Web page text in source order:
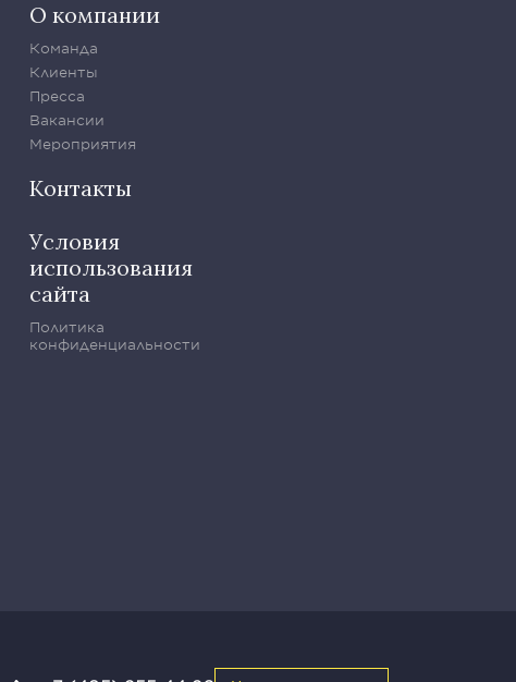
О компании
Команда
Клиенты
Пресса
Вакансии
Мероприятия
Контакты
Условия
использования
сайта
Политика
конфиденциальности